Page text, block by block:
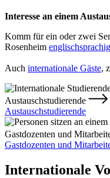
Interesse an einem
Komm für ein oder zwei
Rosenheim
Auch internationale Gäste,
Austauschstudierende
Austauschstudierende
Gastdozenten und
Gastdozenten und
Internationale